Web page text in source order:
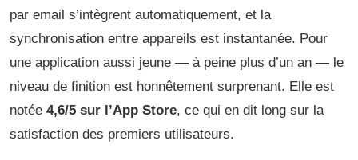
par email s’intègrent automatiquement, et la
synchronisation entre appareils est instantanée. Pour
une application aussi jeune — à peine plus d’un an — le
niveau de finition est honnêtement surprenant. Elle est
notée 4,6/5 sur l’App Store, ce qui en dit long sur la
satisfaction des premiers utilisateurs.